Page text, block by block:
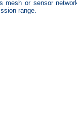
or sensor
range.